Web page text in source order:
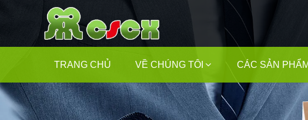
TRANG CHỦ VỀ CHÚNG TÔI CÁC SẢN PHẨM